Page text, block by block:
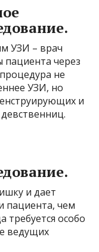
УЗИ – врач
пациента через
не
УЗИ, но
и
и дает
пациента, чем
требуется особо
ведущих